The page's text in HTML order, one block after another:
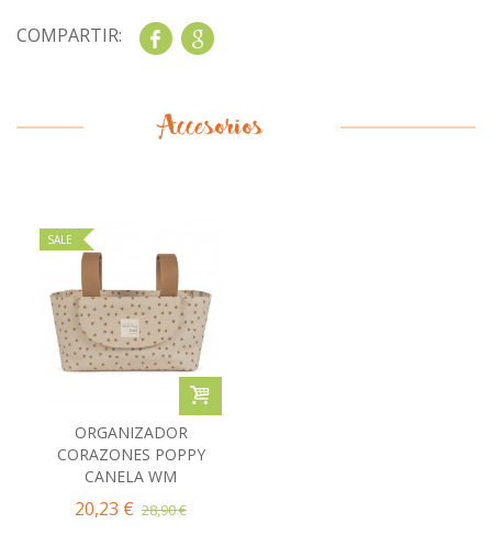
COMPARTIR: Share
Accesorios
SALE
ORGANIZADOR
CORAZONES POPPY
CANELA WM
20,23 € 28,90 €